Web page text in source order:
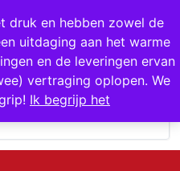
druk en hebben zowel de
uitdaging aan het warme
en de leveringen ervan
vertraging oplopen. We
Ik begrijp het
op voorraad
0